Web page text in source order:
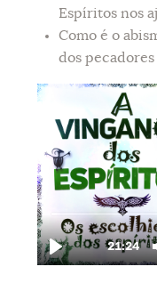
Espíritos nos
Como é o
dos